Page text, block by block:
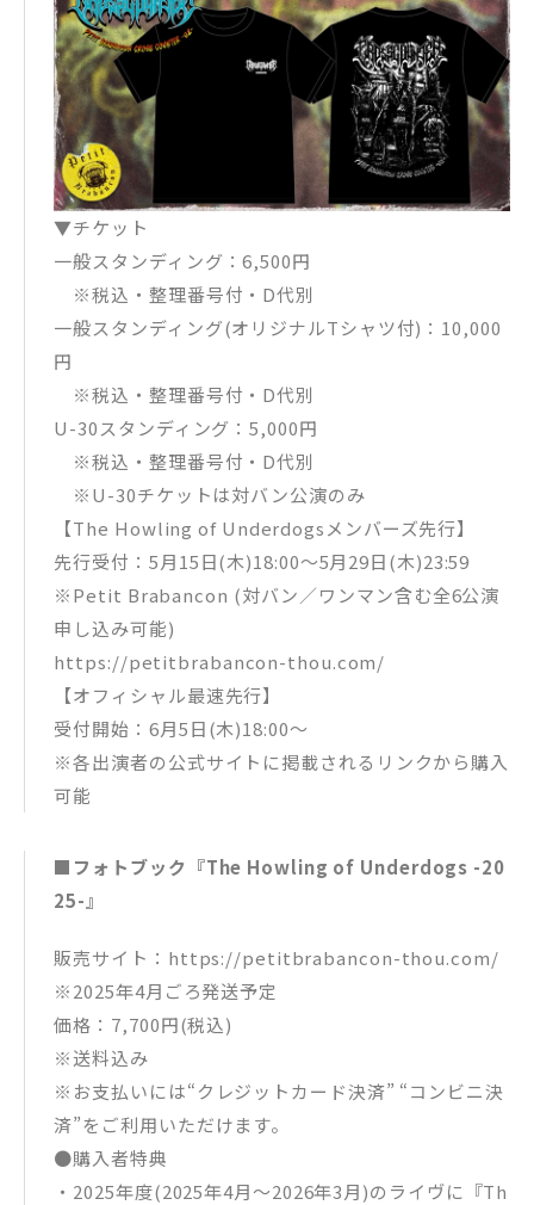
▼チケット
一般スタンディング：6,500円
※税込・整理番号付・D代別
一般スタンディング(オリジナルTシャツ付)：10,000
円
※税込・整理番号付・D代別
U-30スタンディング：5,000円
※税込・整理番号付・D代別
※U-30チケットは対バン公演のみ
【The Howling of Underdogsメンバーズ先行】
先行受付：5月15日(木)18:00〜5月29日(木)23:59
※Petit Brabancon (対バン／ワンマン含む全6公演
申し込み可能)
https://petitbrabancon-thou.com/
【オフィシャル最速先行】
受付開始：6月5日(木)18:00〜
※各出演者の公式サイトに掲載されるリンクから購入
可能
■フォトブック『The Howling of Underdogs -20
25-』
販売サイト：https://petitbrabancon-thou.com/
※2025年4月ごろ発送予定
価格：7,700円(税込)
※送料込み
※お支払いには“クレジットカード決済” “コンビニ決
済”をご利用いただけます。
●購入者特典
・2025年度(2025年4月〜2026年3月)のライヴに『Th